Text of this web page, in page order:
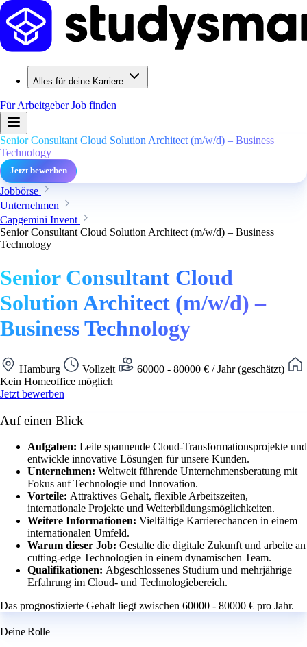
Alles für deine Karriere
Für ArbeitgeberJob finden
Senior Consultant Cloud Solution Architect (m/w/d) – Business
Technology
Jetzt bewerben
Jobbörse
Unternehmen
Capgemini Invent
Senior Consultant Cloud Solution Architect (m/w/d) – Business
Technology
Senior Consultant Cloud
Solution Architect (m/w/d) –
Business Technology
Hamburg Vollzeit
60000 - 80000 € / Jahr (geschätzt)
Kein Homeoffice möglich
Jetzt bewerben
Auf einen Blick
Aufgaben: Leite spannende Cloud-Transformationsprojekte und
entwickle innovative Lösungen für unsere Kunden.
Unternehmen: Weltweit führende Unternehmensberatung mit
Fokus auf Technologie und Innovation.
Vorteile: Attraktives Gehalt, flexible Arbeitszeiten,
internationale Projekte und Weiterbildungsmöglichkeiten.
Weitere Informationen: Vielfältige Karrierechancen in einem
internationalen Umfeld.
Warum dieser Job: Gestalte die digitale Zukunft und arbeite an
cutting-edge Technologien in einem dynamischen Team.
Qualifikationen: Abgeschlossenes Studium und mehrjährige
Erfahrung im Cloud- und Technologiebereich.
Das prognostizierte Gehalt liegt zwischen 60000 - 80000 € pro Jahr.
Deine Rolle